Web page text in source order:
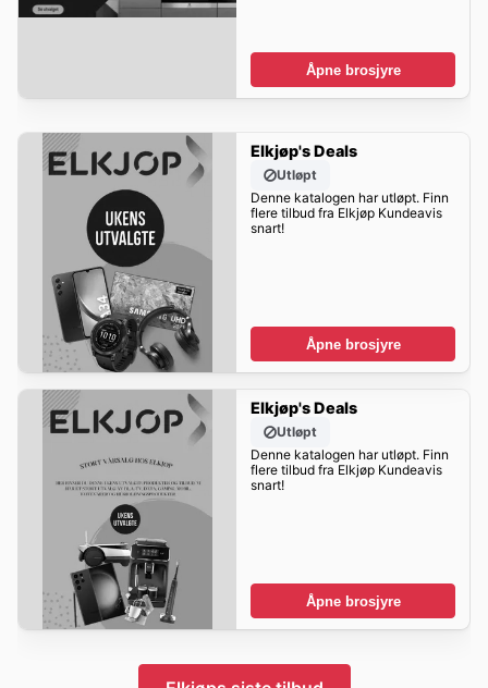
Åpne brosjyre
Elkjøp's Deals
Utløpt
Denne katalogen har utløpt. Finn
flere tilbud fra Elkjøp Kundeavis
snart!
Åpne brosjyre
Elkjøp's Deals
Utløpt
Denne katalogen har utløpt. Finn
flere tilbud fra Elkjøp Kundeavis
snart!
Åpne brosjyre